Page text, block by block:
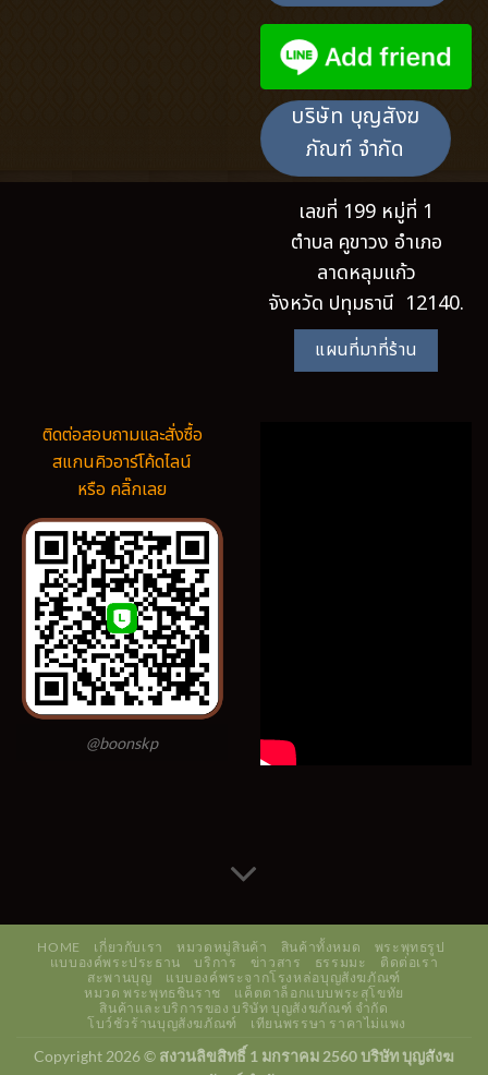
บริษัท บุญสังฆ
ภัณฑ์ จำกัด
เลขที่ 199 หมู่ที่ 1
ตำบล คูขาวง อำเภอ
ลาดหลุมแก้ว
จังหวัด ปทุมธานี 12140.
แผนที่มาที่ร้าน
ติดต่อสอบถามและสั่งซื้อ
สแกนคิวอาร์โค้ดไลน์
หรือ คลิ๊กเลย
@boonskp
HOME เกี่ยวกับเรา หมวดหมู่สินค้า สินค้าทั้งหมด
พระพุทธรูป
แบบองค์พระประธาน
บริการ ข่าวสาร ธรรมมะ
ติดต่อเรา
สะพานบุญ
แบบองค์พระจากโรงหล่อบุญสังฆภัณฑ์
หมวด พระพุทธชินราช
แค็ตตาล็อกแบบพระสุโขทัย
สินค้าและบริการของ บริษัท บุญสังฆภัณฑ์ จำกัด
โบว์ชัวร้านบุญสังฆภัณฑ์
เทียนพรรษา ราคาไม่แพง
Copyright 2026 © สงวนลิขสิทธิ์ 1 มกราคม 2560 บริษัท บุญสังฆ